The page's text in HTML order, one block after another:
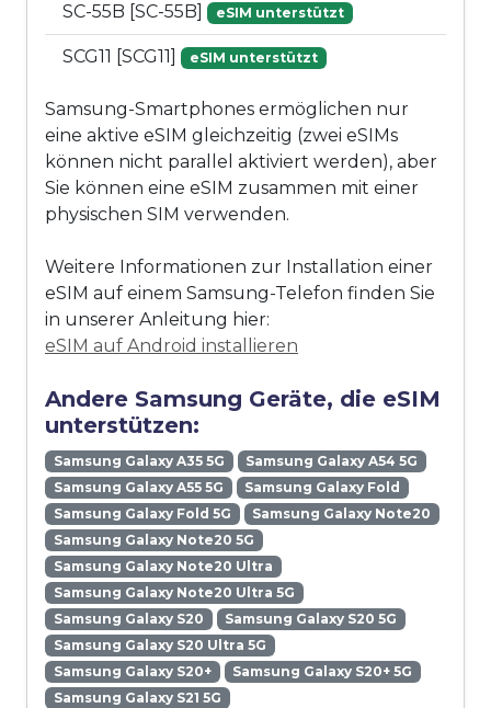
SC-55B [SC-55B] eSIM unterstützt
SCG11 [SCG11] eSIM unterstützt
Samsung-Smartphones ermöglichen nur
eine aktive eSIM gleichzeitig (zwei eSIMs
können nicht parallel aktiviert werden), aber
Sie können eine eSIM zusammen mit einer
physischen SIM verwenden.
Weitere Informationen zur Installation einer
eSIM auf einem Samsung-Telefon finden Sie
in unserer Anleitung hier:
eSIM auf Android installieren
Andere Samsung Geräte, die eSIM
unterstützen:
Samsung Galaxy A35 5G
Samsung Galaxy A54 5G
Samsung Galaxy A55 5G
Samsung Galaxy Fold
Samsung Galaxy Fold 5G
Samsung Galaxy Note20
Samsung Galaxy Note20 5G
Samsung Galaxy Note20 Ultra
Samsung Galaxy Note20 Ultra 5G
Samsung Galaxy S20
Samsung Galaxy S20 5G
Samsung Galaxy S20 Ultra 5G
Samsung Galaxy S20+
Samsung Galaxy S20+ 5G
Samsung Galaxy S21 5G